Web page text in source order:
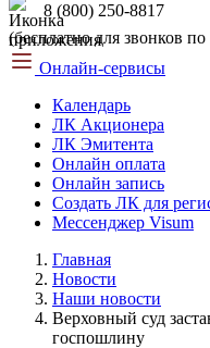
8 (800) 250-8817
(бесплатно для звонков
Онлайн-сервисы
Календарь
ЛК Акционера
ЛК Эмитента
Онлайн оплата
Онлайн запись
Создать ЛК для
Мессенджер Visum
Главная
Новости
Наши новости
Верховный суд
госпошлину